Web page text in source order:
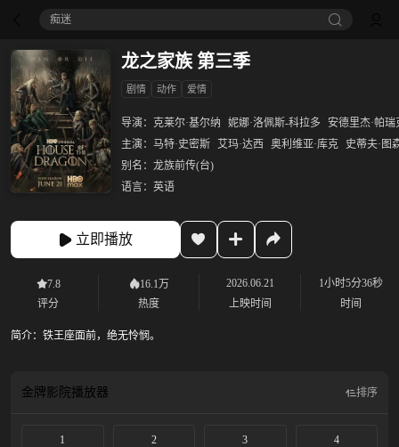
痴迷
龙之家族 第三季
剧情 动作 爱情
导演： 克莱尔·基尔纳 妮娜·洛佩斯-科拉多
安德里杰·帕瑞
主演： 马特·史密斯 艾玛·达西 奥利维亚·库克
史蒂夫·图
别名： 龙族前传(台)
语言： 英语
立即播放
7.8
评分
16.1万
热度
2026.06.21
上映时间
1小时5分36秒
时间
简介： 铁王座面前，绝无怜悯。
金牌影院播放器 排序
1 2 3 4